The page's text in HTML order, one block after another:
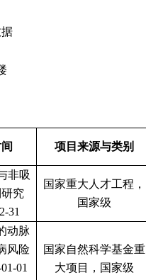
项目来源与类别
非吸
究
31
国家重大人才工程，
国家级
动脉
风险
01
国家自然科学基金重
大项目
，国家级